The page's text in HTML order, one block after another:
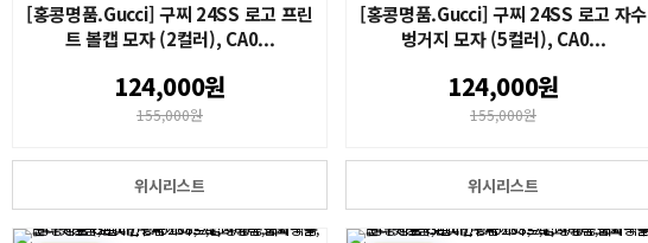
[홍콩명품.Gucci] 구찌 24SS 로고 프린
트 볼캡 모자 (2컬러), CA0...
124,000원
155,000원
위시리스트
[홍콩명품.Gucci] 구찌 24SS 로고 자수
벙거지 모자 (5컬러), CA0...
124,000원
155,000원
위시리스트